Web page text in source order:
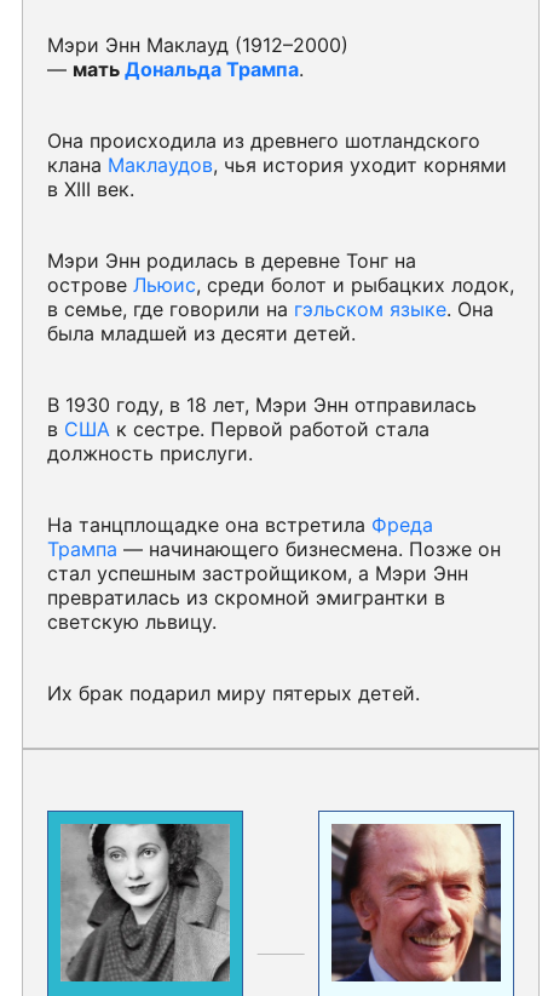
Мэри Энн Маклауд (1912–2000)
— мать Дональда Трампа.
Она происходила из древнего шотландского
клана Маклаудов, чья история уходит корнями
в XIII век.
Мэри Энн родилась в деревне Тонг на
острове Льюис, среди болот и рыбацких лодок,
в семье, где говорили на гэльском языке. Она
была младшей из десяти детей.
В 1930 году, в 18 лет, Мэри Энн отправилась
в США к сестре. Первой работой стала
должность прислуги.
На танцплощадке она встретила Фреда
Трампа — начинающего бизнесмена. Позже он
стал успешным застройщиком, а Мэри Энн
превратилась из скромной эмигрантки в
светскую львицу.
Их брак подарил миру пятерых детей.